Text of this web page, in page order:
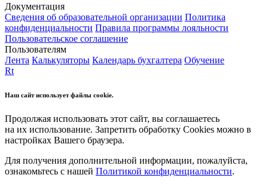
Документация
Сведения об образовательной организации Политика
конфиденциальности Правила программы лояльности
Пользовательское соглашение
Пользователям
Лента Калькуляторы Календарь бухгалтера Обучение
Rt
Наш сайт использует файлы cookie.
Продолжая использовать этот сайт, вы соглашаетесь
на их использование. Запретить обработку Cookies можно в
настройках Вашего браузера.
Для получения дополнительной информации, пожалуйста,
ознакомьтесь с нашей Политикой конфиденциальности.